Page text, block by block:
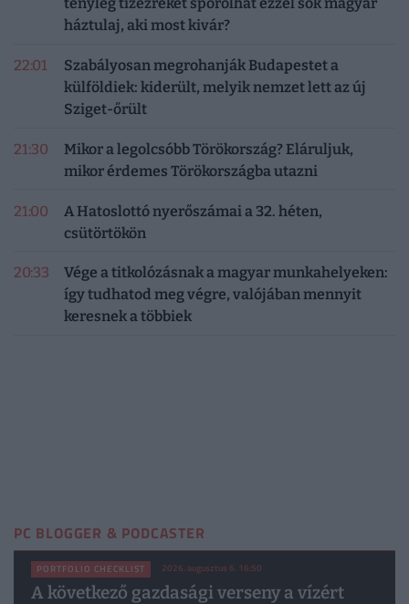
tényleg tízezreket spórolhat ezzel sok magyar
háztulaj, aki most kivár?
22:01
Szabályosan megrohanják Budapestet a
külföldiek: kiderült, melyik nemzet lett az új
Sziget-őrült
21:30
Mikor a legolcsóbb Törökország? Eláruljuk,
mikor érdemes Törökországba utazni
21:00
A Hatoslottó nyerőszámai a 32. héten,
csütörtökön
20:33
Vége a titkolózásnak a magyar munkahelyeken:
így tudhatod meg végre, valójában mennyit
keresnek a többiek
PC BLOGGER & PODCASTER
PORTFOLIO CHECKLIST 2026. augusztus 6. 16:50
A következő gazdasági verseny a vízért